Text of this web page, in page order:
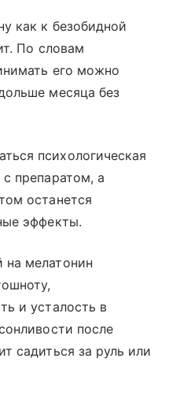
как к безобидной
По словам
его можно
месяца без
психологическая
препаратом, а
останется
эффекты.
мелатонин
и усталость в
после
садиться за руль или